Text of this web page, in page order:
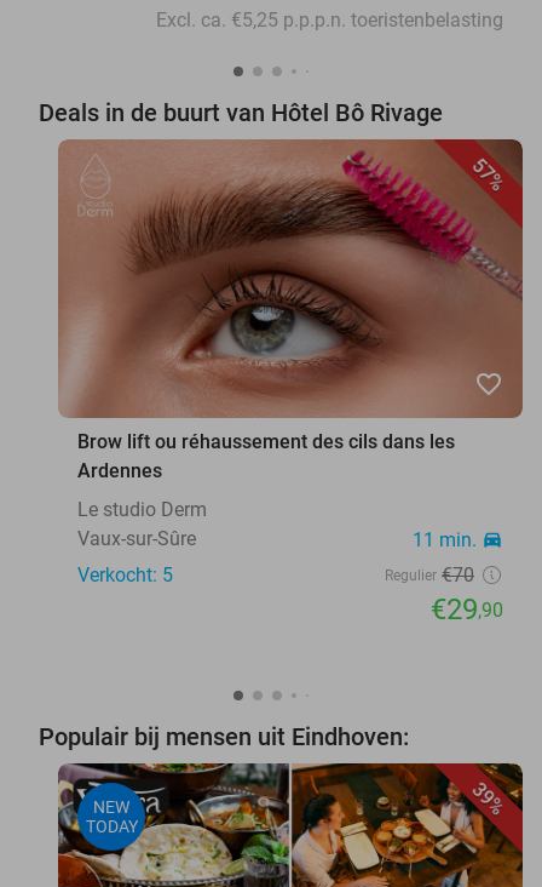
Excl. ca. €5,25 p.p.p.n. toeristenbelasting
Deals in de buurt van Hôtel Bô Rivage
57%
favorite_border
Brow lift ou réhaussement des cils dans les
Ardennes
Le studio Derm
Vaux-sur-Sûre
11 min. directions_car
Verkocht: 5 Regulier €70
€29,90
Populair bij mensen uit Eindhoven:
39%
NEW
TODAY